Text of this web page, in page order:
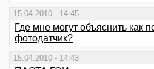
15.04.2010 - 14:45
Где мне могут объяснить как
фотодатчик?
15.04.2010 - 14:43